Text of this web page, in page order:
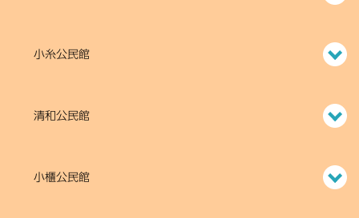
小糸公民館
清和公民館
小櫃公民館